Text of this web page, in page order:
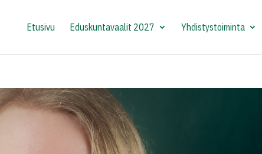
Etusivu Eduskuntavaalit 2027 Yhdistystoiminta